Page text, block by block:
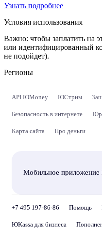
Узнать подробнее
Условия использования
Важно: чтобы заплатить на
или идентифицированный
не подойдет).
Регионы
API ЮMoney ЮСтрим
Безопасность в интернете
Карта сайта Про деньги
Мобильное
+7 495 197-86-86 Помощь
ЮKassa для бизнеса